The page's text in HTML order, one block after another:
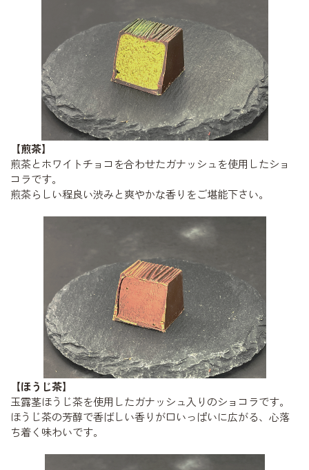
【煎茶】
煎茶とホワイトチョコを合わせたガナッシュを使用したショ
コラです。
煎茶らしい程良い渋みと爽やかな香りをご堪能下さい。
【ほうじ茶】
玉露茎ほうじ茶を使用したガナッシュ入りのショコラです。
ほうじ茶の芳醇で香ばしい香りが口いっぱいに広がる、心落
ち着く味わいです。